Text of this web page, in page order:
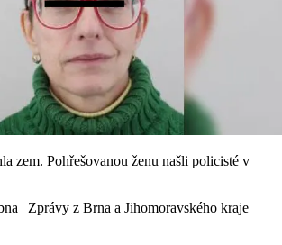
zem. Pohřešovanou ženu našli policisté v
| Zprávy z Brna a Jihomoravského kraje